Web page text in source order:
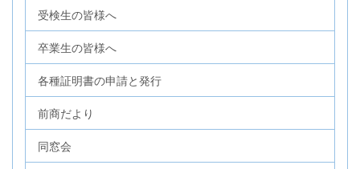
受検生の皆様へ
卒業生の皆様へ
各種証明書の申請と発行
前商だより
同窓会